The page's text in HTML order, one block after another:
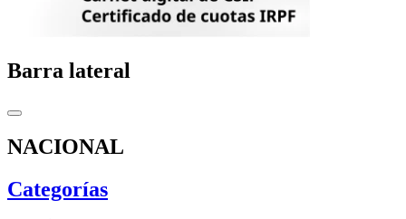
Barra lateral
NACIONAL
Categorías